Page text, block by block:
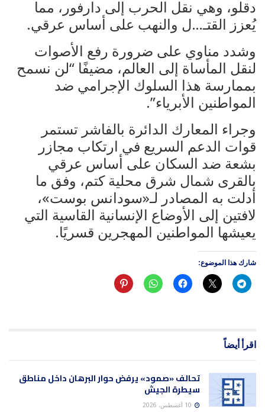
دقلو، وهي نقل الحرب إلى دارفور، مما
يُعزز القتـ…ل والنهب على أساس عرقي.
وشدد مناوي على ضرورة رفع الأصوات
لنقل المأساة إلى العالم، مضيفًا “لن نسمح
بممارسة هذا السلوك الإجرامي ضد
المواطنين الأبرياء”.
وجراء المعارك الدائرة بالفاشر تستمر
قوات الدعم السريع في ارتكاب مجازر
بشعة ضد السكان على أساس عرقي
بالقرى شمال شرق محلية كتم، وفق ما
أدلت به المصادر لـ«سودانس بوست»،
لافتين إلى الأوضاع الإنسانية القاسية التي
يعيشها المواطنين المهجرين قسريًا.
شارك هذا الموضوع:
اقرأ أيضاً
تحالف «صمود» يرفض حوار البرهان داخل مناطق
سيطرة الجيش